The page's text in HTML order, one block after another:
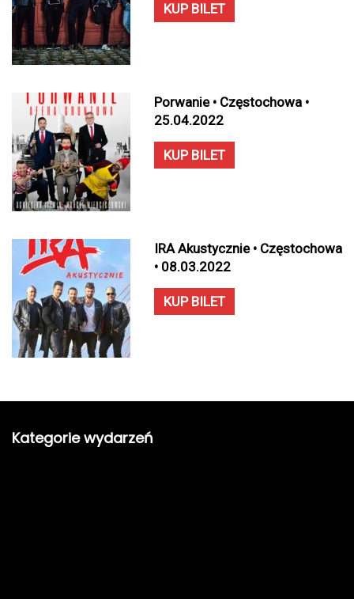
KUP BILET
Porwanie • Częstochowa •
25.04.2022
KUP BILET
IRA Akustycznie • Częstochowa
• 08.03.2022
KUP BILET
Kategorie wydarzeń